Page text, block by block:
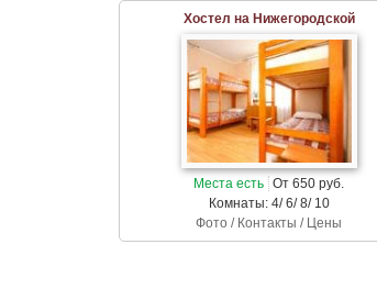
Хостел на Нижегородской
Места есть От 650 руб.
Комнаты: 4/ 6/ 8/ 10
Фото / Контакты / Цены